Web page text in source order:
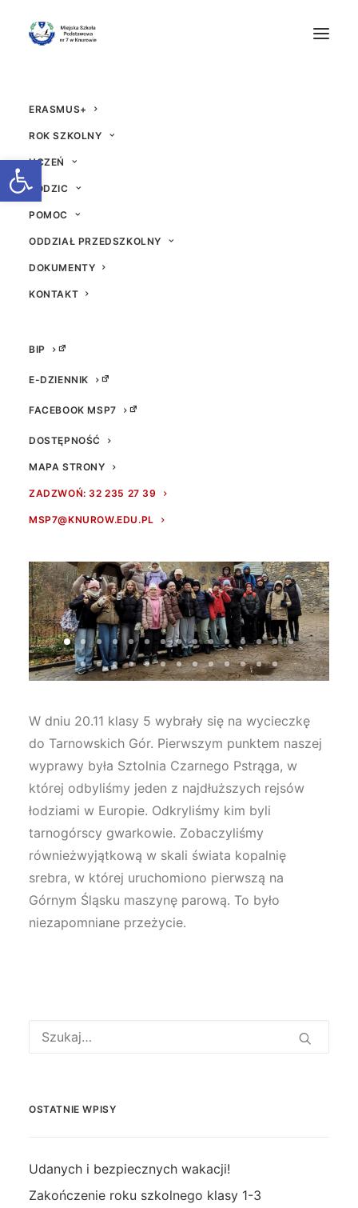
Otwórz pasek narzędzi
ERASMUS+
ROK SZKOLNY
UCZEŃ
RODZIC
POMOC
ODDZIAŁ PRZEDSZKOLNY
DOKUMENTY
KONTAKT
BIP
E-DZIENNIK
FACEBOOK MSP7
DOSTĘPNOŚĆ
MAPA STRONY
ZADZWOŃ: 32 235 27 39
MSP7@KNUROW.EDU.PL
Wycieczka do Tarnow
skich Gór
W dniu 20.11 klasy 5 wybrały się na wycieczkę
do Tarnowskich Gór. Pierwszym punktem naszej
wyprawy była Sztolnia Czarnego Pstrąga, w
której odbyliśmy jeden z najdłuższych rejsów
łodziami w Europie. Odkryliśmy kim byli
tarnogórscy gwarkowie. Zobaczyliśmy
równieżwyjątkową w skali świata kopalnię
srebra, w której uruchomiono pierwszą na
Górnym Śląsku maszynę parową. To było
niezapomniane przeżycie.
OSTATNIE WPISY
Udanych i bezpiecznych wakacji!
Zakończenie roku szkolnego klasy 1-3